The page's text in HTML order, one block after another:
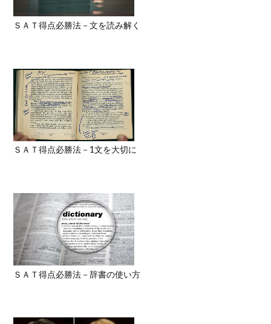
ＳＡＴ得点必勝法－文を読み解く
ＳＡＴ得点必勝法－1文を大切に
ＳＡＴ得点必勝法－辞書の使い方